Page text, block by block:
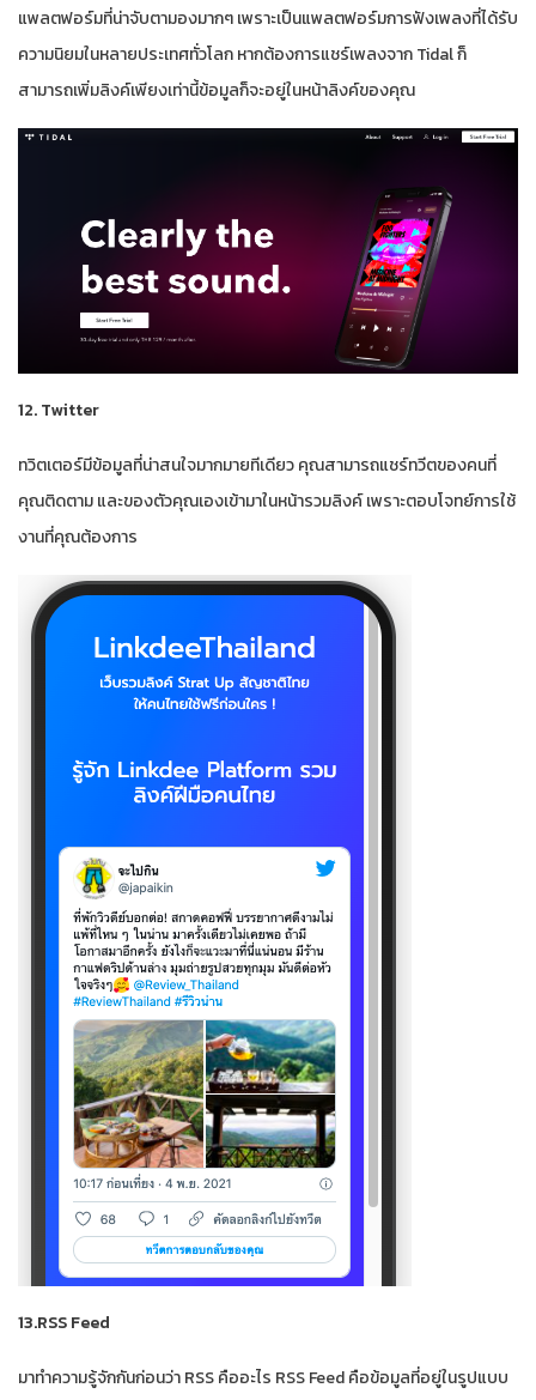
แพลตฟอร์มที่น่าจับตามองมากๆ เพราะเป็นแพลตฟอร์มการฟังเพลงที่ได้รับ
ความนิยมในหลายประเทศทั่วโลก หากต้องการแชร์เพลงจาก Tidal ก็
สามารถเพิ่มลิงค์เพียงเท่านี้ข้อมูลก็จะอยู่ในหน้าลิงค์ของคุณ
12. Twitter
ทวิตเตอร์มีข้อมูลที่น่าสนใจมากมายทีเดียว คุณสามารถแชร์ทวีตของคนที่
คุณติดตาม และของตัวคุณเองเข้ามาในหน้ารวมลิงค์ เพราะตอบโจทย์การใช้
งานที่คุณต้องการ
13.RSS Feed
มาทำความรู้จักกันก่อนว่า RSS คืออะไร RSS Feed คือข้อมูลที่อยู่ในรูปแบบ